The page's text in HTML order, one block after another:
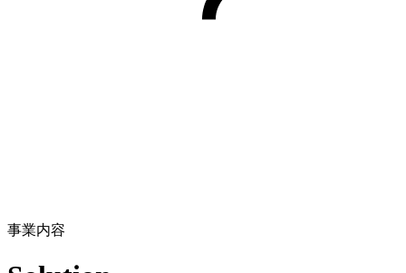
事業内容